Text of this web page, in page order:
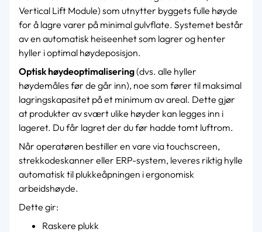
Vertical Lift Module) som utnytter byggets fulle høyde
for å lagre varer på minimal gulvflate. Systemet består
av en automatisk heiseenhet som lagrer og henter
hyller i optimal høydeposisjon.
Optisk høydeoptimalisering(dvs. alle hyller
høydemåles før de går inn), noe som fører til maksimal
lagringskapasitet på et minimum av areal. Dette gjør
at produkter av svært ulike høyder kan legges inn i
lageret. Du får lagret der du før hadde tomt luftrom.
Når operatøren bestiller en vare via touchscreen,
strekkodeskanner eller ERP-system, leveres riktig hylle
automatisk til plukkeåpningen i ergonomisk
arbeidshøyde.
Dette gir:
Raskere plukk